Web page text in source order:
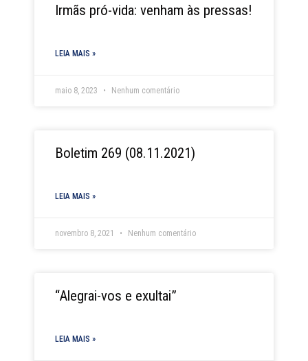
Irmãs pró-vida: venham às pressas!
LEIA MAIS »
maio 8, 2023 Nenhum comentário
Boletim 269 (08.11.2021)
LEIA MAIS »
novembro 8, 2021 Nenhum comentário
“Alegrai-vos e exultai”
LEIA MAIS »